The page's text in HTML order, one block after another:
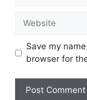
Website
Save my
browser for